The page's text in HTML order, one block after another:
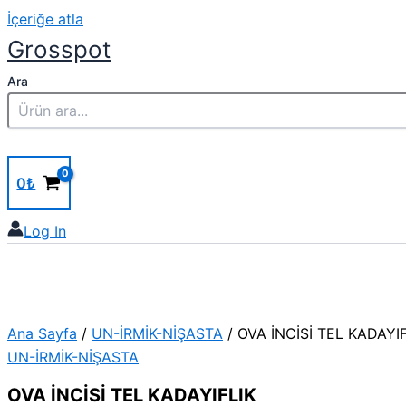
İçeriğe atla
Grosspot
Ara
0₺
Log In
Ana Sayfa / UN-İRMİK-NİŞASTA / OVA İNCİSİ TEL
UN-İRMİK-NİŞASTA
OVA İNCİSİ TEL KADAYIFLIK